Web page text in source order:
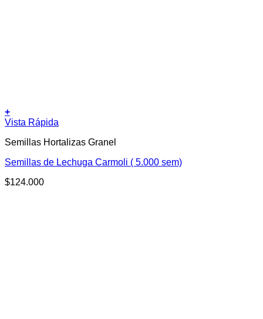
+
Vista Rápida
Semillas Hortalizas Granel
Semillas de Lechuga Carmoli ( 5.000 sem)
$124.000